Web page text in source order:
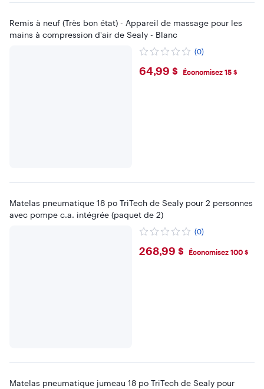
Remis à neuf (Très bon état) - Appareil de massage pour les
mains à compression d'air de Sealy - Blanc
(0)
$64.99
64,99 $ Économisez 15 $
Matelas pneumatique 18 po TriTech de Sealy pour 2 personnes
avec pompe c.a. intégrée (paquet de 2)
(0)
$268.99
268,99 $ Économisez 100 $
Matelas pneumatique jumeau 18 po TriTech de Sealy pour